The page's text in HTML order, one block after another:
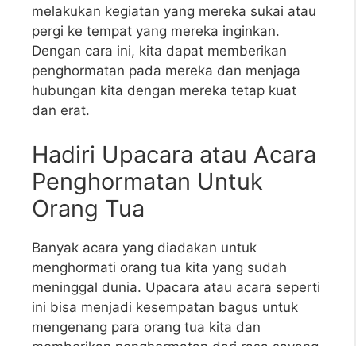
melakukan kegiatan yang mereka sukai atau
pergi ke tempat yang mereka inginkan.
Dengan cara ini, kita dapat memberikan
penghormatan pada mereka dan menjaga
hubungan kita dengan mereka tetap kuat
dan erat.
Hadiri Upacara atau Acara
Penghormatan Untuk
Orang Tua
Banyak acara yang diadakan untuk
menghormati orang tua kita yang sudah
meninggal dunia. Upacara atau acara seperti
ini bisa menjadi kesempatan bagus untuk
mengenang para orang tua kita dan